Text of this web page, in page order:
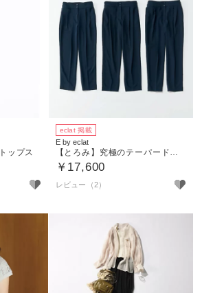
ップス
eclat 掲載
E by eclat
【とろみ】究極のテーパードパンツ
￥17,600
レビュー（2）